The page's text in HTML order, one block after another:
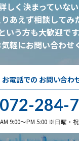
しく決まっていない
りあえず相談してみ
という方も大歓迎です
軽にお問い合わせ
お電話での お問い合わ
072-284-
9:00～PM 5:00 ※日曜・